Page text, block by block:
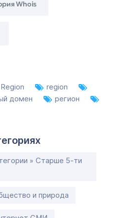
Whois
Region
region
домен
регион
» Старше 5-ти
и природа